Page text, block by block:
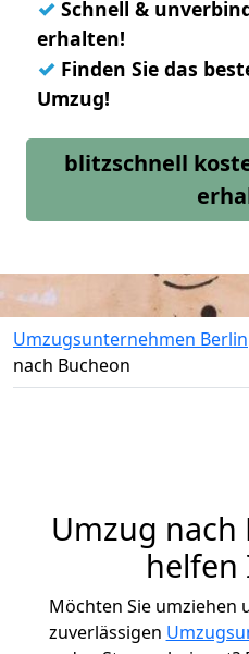
✓ Schnell &
erhalten!
✓ Finden Sie das
Umzug!
blitzschnell
Umzugsunternehmen Berlin
nach Bucheon
Umzug
helfen
Möchten Sie umziehen
zuverlässigen